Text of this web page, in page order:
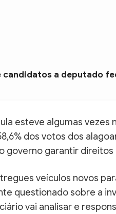
candidatos a deputado
esteve algumas
dos votos dos
governo garantir direitos
veículos novos
questionado sobre a
vai analisar e